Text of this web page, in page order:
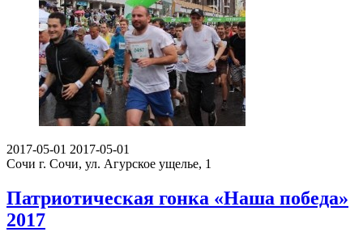
2017-05-01 2017-05-01
Сочи г. Сочи, ул. Агурское ущелье, 1
Патриотическая гонка «Наша победа»
2017